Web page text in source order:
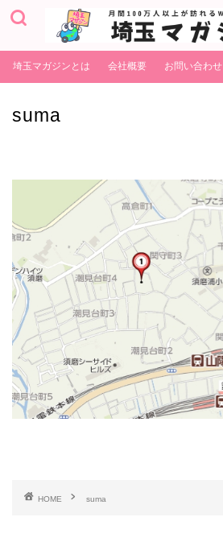
埼玉マガジンとは 会社概要 お問い合わせ
suma
HOME suma